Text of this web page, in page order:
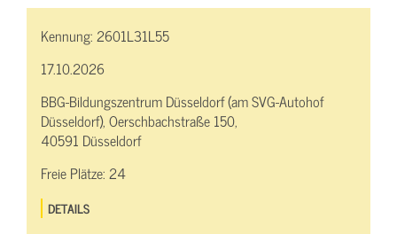
Kennung:2601L31L55
17.10.2026
BBG-Bildungszentrum Düsseldorf (am SVG-Autohof
Düsseldorf), Oerschbachstraße 150,
40591 Düsseldorf
Freie Plätze:24
DETAILS